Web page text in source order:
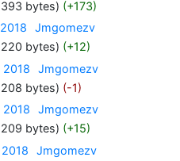
bytes
+173
Jmgomezv
bytes
+12
Jmgomezv
bytes
-1
Jmgomezv
bytes
+15
Jmgomezv